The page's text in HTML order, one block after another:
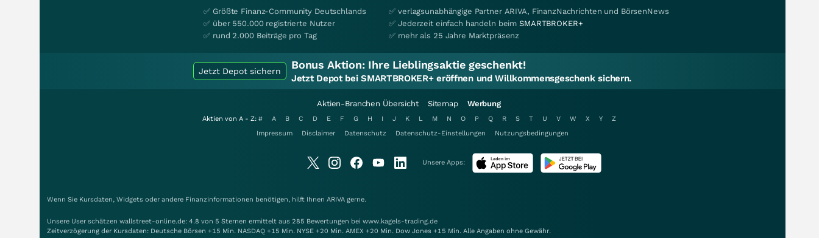
✅ Größte Finanz-Community Deutschlands
✅ über 550.000 registrierte Nutzer
✅ rund 2.000 Beiträge pro Tag
✅ verlagsunabhängige Partner ARIVA, FinanzNachrichten und BörsenNews
✅ Jederzeit einfach handeln beimSMARTBROKER+
✅ mehr als 25 Jahre Marktpräsenz
Jetzt Depot sichern Bonus Aktion: Ihre Lieblingsaktie geschenkt!
Jetzt Depot bei SMARTBROKER+ eröffnen und Willkommensgeschenk sichern.
Aktien-Branchen Übersicht Sitemap Werbung
Aktien von A - Z: # A B C D E F G H I J K L M N O P Q R S T U V W X Y
Z
Impressum
Disclaimer Datenschutz Datenschutz-Einstellungen Nutzungsbedingungen
Unsere Apps:
Wenn Sie Kursdaten, Widgets oder andere Finanzinformationen benötigen, hilft Ihnen ARIVA gerne.
Unsere User schätzen wallstreet-online.de: 4.8 von 5 Sternen ermittelt aus 285 Bewertungen bei www.kagels-trading.de
Zeitverzögerung der Kursdaten: Deutsche Börsen +15 Min. NASDAQ +15 Min. NYSE +20 Min. AMEX +20 Min. Dow Jones +15 Min. Alle Angaben ohne Gewähr.